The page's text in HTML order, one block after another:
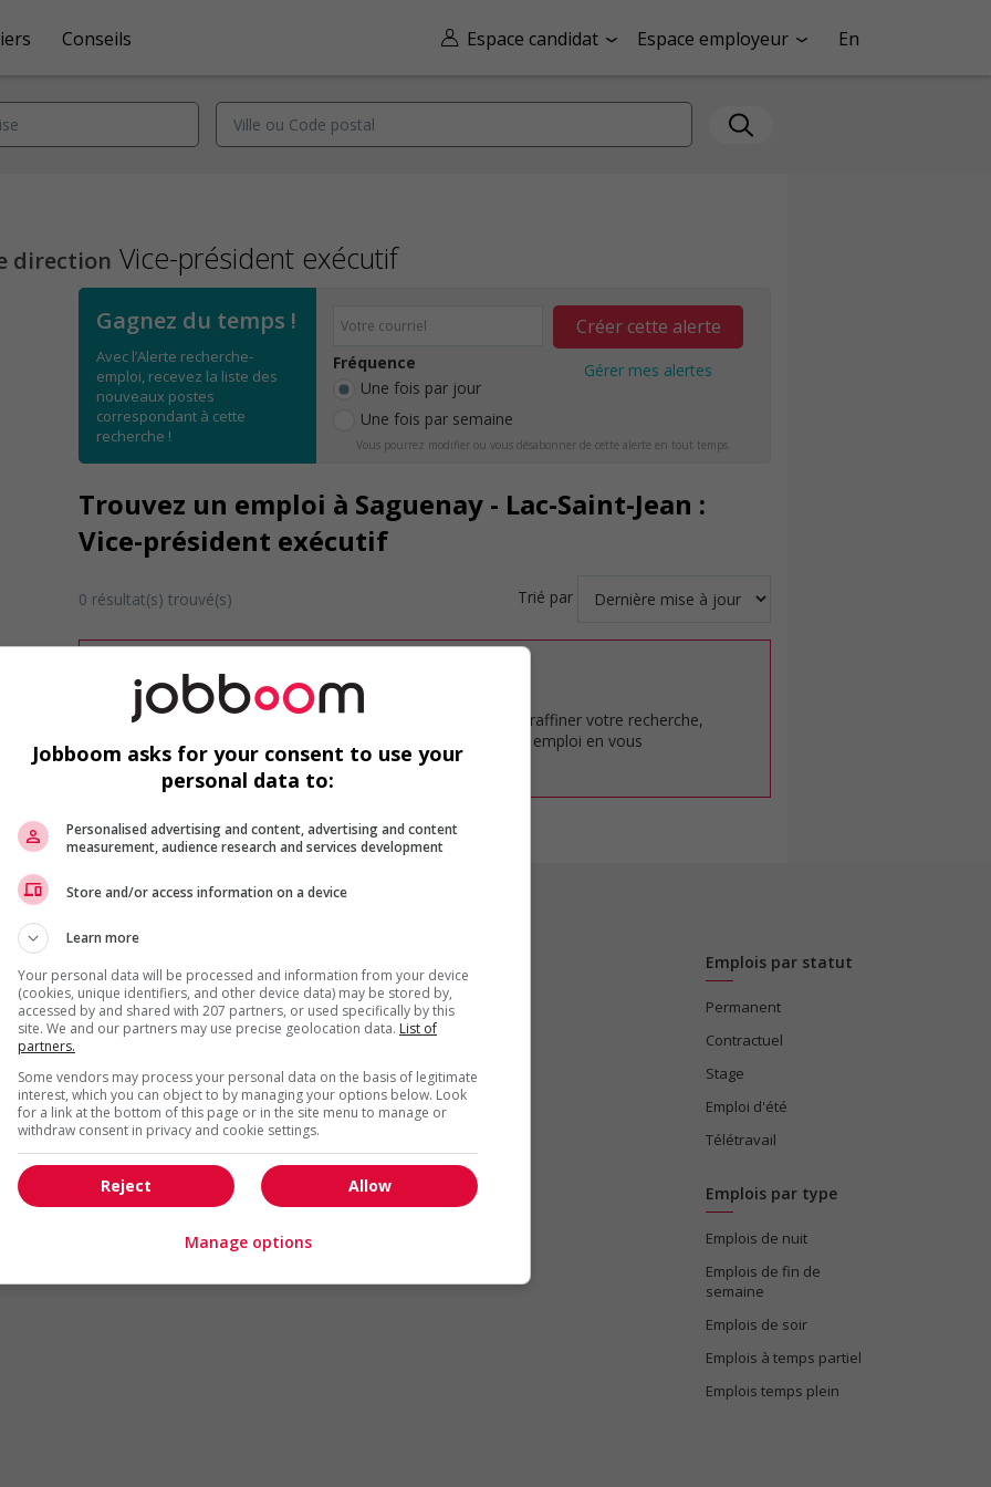
Espace candidat Espace employeur En
Conseils
direction Vice-président exécutif
Gagnez du temps !
Avec l’Alerte recherche-
emploi, recevez la liste des
nouveaux postes
correspondant à cette
recherche !
Fréquence
Une fois par jour
Une fois par semaine
Créer cette alerte
Gérer mes alertes
Vous pourrez modifier ou vous désabonner de cette alerte en tout temps.
Trouvez un emploi à Saguenay - Lac-Saint-Jean :
Vice-président exécutif
0 résultat(s) trouvé(s) Trié par
Désolé, cette recherche n'a produit aucun résultat.
Veuillez faire une nouvelle recherche.
Vous pouvez en tout temps utiliser nos outils pour raffiner votre recherche,
ou chercher un poste selon votre profil d'intérêt en emploi en vous
inscrivantcomme membre Jobboom.
Arts et métiers de la mode Automobile et transport
Cadres supérieurs
Commerce / Offres de services
Comptabilité / Assurance
Construction / Manutention
Droit
Ingénierie / Sciences
Marketing / Communication
Ressources humaines
Tourisme / Hôtellerie
Santé
Emplois par statut
Permanent
Contractuel
Stage
Emploi d'été
Télétravail
Emplois par type
Emplois de nuit
Emplois de fin de
semaine
Emplois de soir
Emplois à temps partiel
Emplois temps plein
Jobboom asks for your consent to use your
personal data to:
Personalised advertising and content, advertising and content
measurement, audience research and services development
Store and/or access information on a device
Learn more
Your personal data will be processed and information from your device
(cookies, unique identifiers, and other device data) may be stored by,
accessed by and shared with 207 partners, or used specifically by this
site. We and our partners may use precise geolocation data. List of
partners.
Some vendors may process your personal data on the basis of legitimate
interest, which you can object to by managing your options below. Look
for a link at the bottom of this page or in the site menu to manage or
withdraw consent in privacy and cookie settings.
Allow
Reject
Manage options